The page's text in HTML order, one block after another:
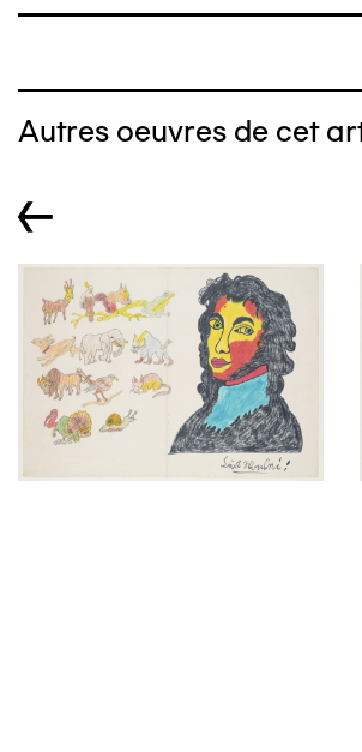
Autres oeuvres de cet
←